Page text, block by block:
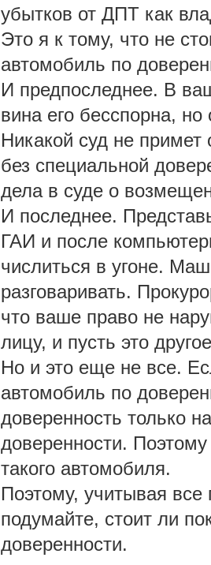
убытков от ДПТ как
Это я к тому, что не
автомобиль по
И предпоследнее. В
вина его бесспорна,
Никакой суд не примет
без специальной
дела в суде о
И последнее.
ГАИ и после
числиться в угоне.
разговаривать.
что ваше право не
лицу, и пусть это
Но и это еще не все.
автомобиль по
доверенность только
доверенности.
такого автомобиля.
Поэтому, учитывая
подумайте, стоит ли
доверенности.